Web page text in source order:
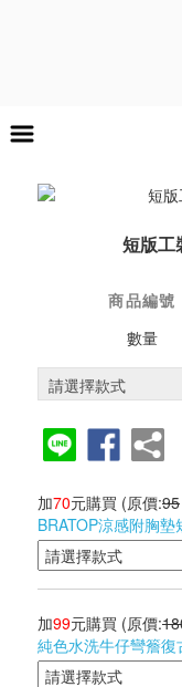
短版工
商品編號
數量
加70元購買 (原價:95
BRATOP涼感附胸墊
加99元購買 (原價:
純色水洗牛仔彎簷